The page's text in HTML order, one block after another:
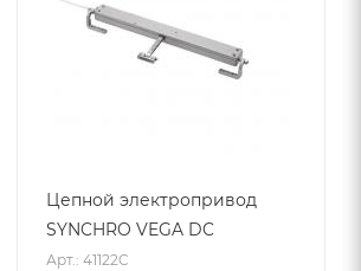
Цепной электропривод
SYNCHRO VEGA DC
Арт.: 41122C